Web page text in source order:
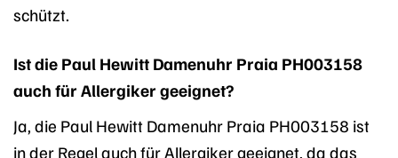
schützt.
Ist die Paul Hewitt Damenuhr Praia PH003158
auch für Allergiker geeignet?
Ja, die Paul Hewitt Damenuhr Praia PH003158 ist
in der Regel auch für Allergiker geeignet, da das